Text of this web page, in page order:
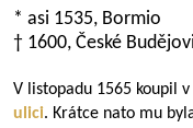
* asi 1535, Bormio
† 1600, České
V listopadu 1565 koupil
ulici. Krátce nato mu